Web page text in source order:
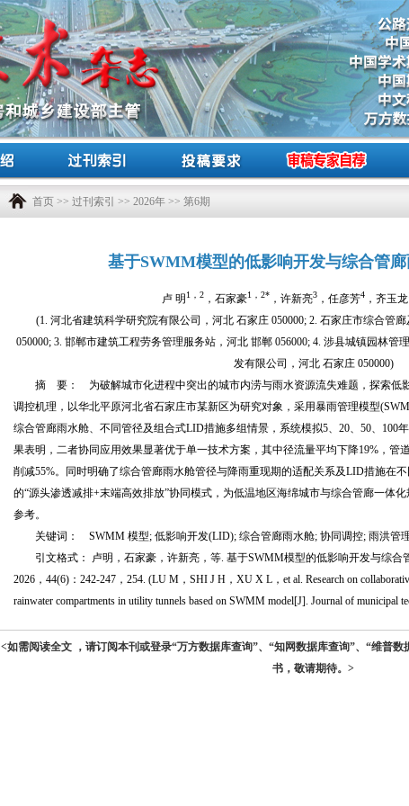
首页 >> 过刊索引 >> 2026年 >> 第6期
基于SWMM模型的低影响开发与综合管
卢 明 1，2 ，石家豪1，2* ，许新亮3 ，任彦芳4 ，齐玉龙
(1. 河北省建筑科学研究院有限公司，河北 石家庄 050000; 2. 石家庄市综合管
050000; 3. 邯郸市建筑工程劳务管理服务站，河北 邯郸 056000; 4. 涉县城镇园林管
发有限公司，河北 石家庄 050000)
摘 要： 为破解城市化进程中突出的城市内涝与雨水资源流失难题，探索低
调控机理，以华北平原河北省石家庄市某新区为研究对象，采用暴雨管理模型
综合管廊雨水舱、不同管径及组合式LID措施多组情景，系统模拟5、20、50、100
果表明，二者协同应用效果显著优于单一技术方案，其中径流量平均下降19%，管
削减55%。同时明确了综合管廊雨水舱管径与降雨重现期的适配关系及LID措施在
的“源头渗透减排+末端高效排放”协同模式，为低温地区海绵城市与综合管廊一体
参考。
关键词： SWMM 模型; 低影响开发(LID); 综合管廊雨水舱; 协同调控; 雨洪管
引文格式： 卢明，石家豪，许新亮，等. 基于SWMM模型的低影响开发与综合
2026，44(6)：242-247，254. (LU M，SHI J H，XU X L，et al. Research on
rainwater compartments in utility tunnels based on SWMM model[J]. Journal of municipal
<如需阅读全文 ，请订阅本刊或登录“万方数据库查询”、“知网数据库查询”、“维普
书，敬请期待。>